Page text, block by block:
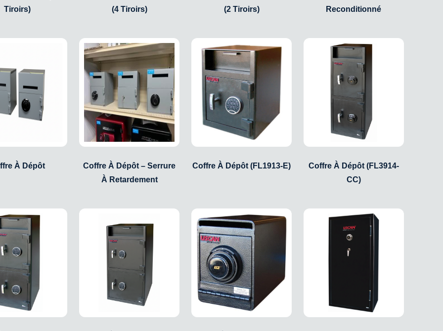
Tiroirs)
(4 Tiroirs)
(2 Tiroirs)
Reconditionné
À Dépôt
Coffre À Dépôt – Serrure
À Retardement
Coffre À Dépôt (FL1913-E)
Coffre À Dépôt (FL3914-
CC)